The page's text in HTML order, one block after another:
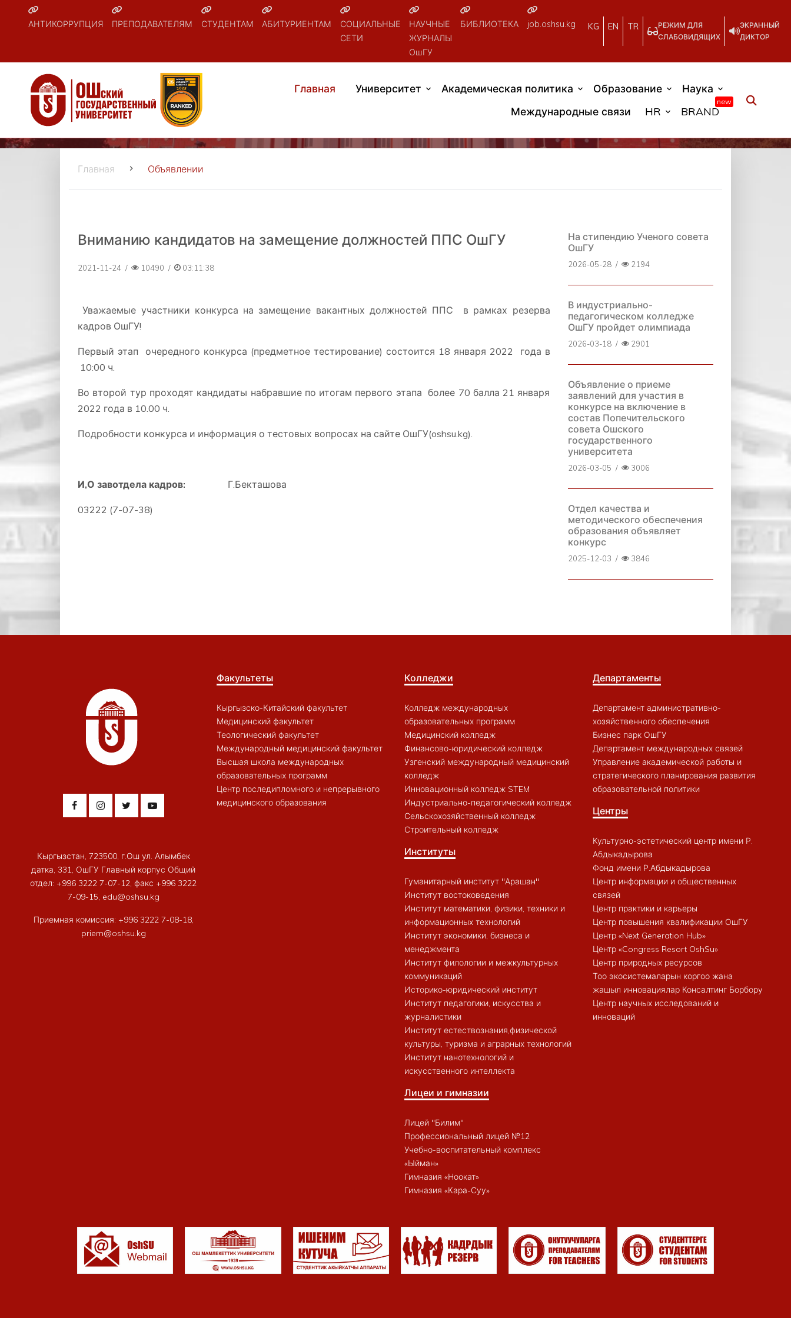
АНТИКОРРУПЦИЯ ПРЕПОДАВАТЕЛЯМ СТУДЕНТАМ АБИТУРИЕНТАМ
СОЦИАЛЬНЫЕ
СЕТИ
НАУЧНЫЕ
ЖУРНАЛЫ
ОшГУ
БИБЛИОТЕКА job.oshsu.kg KG EN TR
РЕЖИМ ДЛЯ
СЛАБОВИДЯЩИХ
ЭКРАННЫЙ
ДИКТОР
Главная Университет Академическая политика Образование
Наука
Международные связи
HR BRAND
new
Главная Объявлении
Вниманию кандидатов на замещение должностей ППС ОшГУ
2021-11-24 / 10490 / 03:11:38
Уважаемые участники конкурса на замещение вакантных должностей ППС в рамках резерва
кадров ОшГУ!
Первый этап очередного конкурса (предметное тестирование) состоится 18 января 2022 года в
10:00 ч.
Во второй тур проходят кандидаты набравшие по итогам первого этапа более 70 балла 21 января
2022 года в 10.00 ч.
Подробности конкурса и информация о тестовых вопросах на сайте ОшГУ(oshsu.kg).
И,О завотдела кадров: Г.Бекташова
03222 (7-07-38)
На стипендию Ученого совета
ОшГУ
2026-05-28 / 2194
В индустриально-
педагогическом колледже
ОшГУ пройдет олимпиада
2026-03-18 / 2901
Объявление о приеме
заявлений для участия в
конкурсе на включение в
состав Попечительского
совета Ошского
государственного
университета
2026-03-05 / 3006
Отдел качества и
методического обеспечения
образования объявляет
конкурс
2025-12-03 / 3846
Кыргызстан, 723500, г.Ош ул. Алымбек
датка, 331, ОшГУ Главный корпус Общий
отдел: +996 3222 7-07-12, факс +996 3222
7-09-15, edu@oshsu.kg
Приемная комиссия: +996 3222 7-08-18,
priem@oshsu.kg
Факультеты
Кыргызско-Китайский факультет
Медицинский факультет
Теологический факультет
Международный медицинский факультет
Высшая школа международных
образовательных программ
Центр последипломного и непрерывного
медицинского образования
Колледжи
Колледж международных
образовательных программ
Медицинский колледж
Финансово-юридический колледж
Узгенский международный медицинский
колледж
Инновационный колледж STEM
Индустриально-педагогический колледж
Сельскохозяйственный колледж
Строительный колледж
Институты
Гуманитарный институт "Арашан"
Институт востоковедения
Институт математики, физики, техники и
информационных технологий
Институт экономики, бизнеса и
менеджмента
Институт филологии и межкультурных
коммуникаций
Историко-юридический институт
Институт педагогики, искусства и
журналистики
Институт естествознания,физической
культуры, туризма и аграрных технологий
Институт нанотехнологий и
искусственного интеллекта
Лицеи и гимназии
Лицей "Билим"
Профессиональный лицей №12
Учебно-воспитательный комплекс
«Ыйман»
Гимназия «Ноокат»
Гимназия «Кара-Суу»
Департаменты
Департамент административно-
хозяйственного обеспечения
Бизнес парк ОшГУ
Департамент международных связей
Управление академической работы и
стратегического планирования развития
образовательной политики
Центры
Культурно-эстетический центр имени Р.
Абдыкадырова
Фонд имени Р.Абдыкадырова
Центр информации и общественных
связей
Центр практики и карьеры
Центр повышения квалификации ОшГУ
Центр «Next Generation Hub»
Центр «Congress Resort OshSu»
Центр природных ресурсов
Тоо экосистемаларын коргоо жана
жашыл инновациялар Консалтинг Борбору
Центр научных исследований и
инноваций